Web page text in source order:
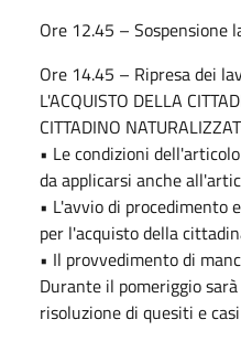
Ore 12.45 – Sospensione
Ore 14.45 – Ripresa dei
L'ACQUISTO DELLA
CITTADINO
• Le condizioni
da applicarsi anche
• L'avvio di procedimento
per l'acquisto della
• Il provvedimento di
Durante il pomeriggio
risoluzione di quesiti e